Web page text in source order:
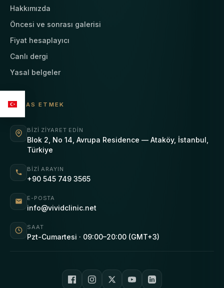
Hakkımızda
Öncesi ve sonrası galerisi
Fiyat hesaplayıcı
Canlı dergi
Yasal belgeler
TEMAS ETMEK
BIZI ZIYARET EDIN
Blok 2, No 14, Avrupa Residence — Ataköy, İstanbul,
Türkiye
BIZI ARAYIN
+90 545 749 3565
E-POSTA
info@vividclinic.net
SAAT
Pzt-Cumartesi · 09:00–20:00 (GMT+3)